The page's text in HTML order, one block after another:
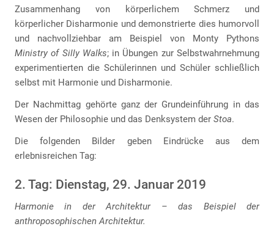
Zusammenhang von körperlichem Schmerz und
körperlicher Disharmonie und demonstrierte dies humorvoll
und nachvollziehbar am Beispiel von Monty Pythons
Ministry of Silly Walks; in Übungen zur Selbstwahrnehmung
experimentierten die Schülerinnen und Schüler schließlich
selbst mit Harmonie und Disharmonie.
Der Nachmittag gehörte ganz der Grundeinführung in das
Wesen der Philosophie und das Denksystem der Stoa.
Die folgenden Bilder geben Eindrücke aus dem
erlebnisreichen Tag:
2. Tag: Dienstag, 29. Januar 2019
Harmonie in der Architektur – das Beispiel der
anthroposophischen Architektur.